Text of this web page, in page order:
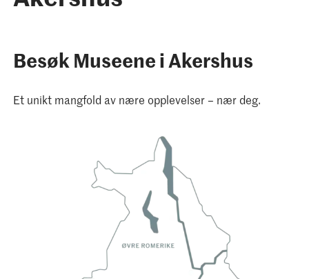
Besøk Museene i Akershus
Et unikt mangfold av nære opplevelser – nær deg.